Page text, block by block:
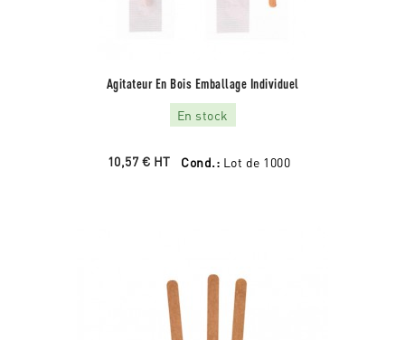
Agitateur En Bois Emballage Individuel
En stock
10,57 € HT Cond.: Lot de 1000